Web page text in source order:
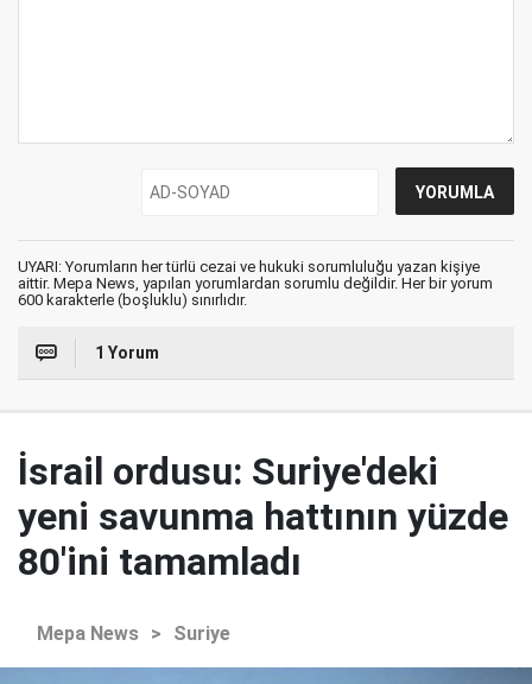
UYARI: Yorumların her türlü cezai ve hukuki sorumluluğu yazan kişiye
aittir. Mepa News, yapılan yorumlardan sorumlu değildir. Her bir yorum
600 karakterle (boşluklu) sınırlıdır.
1 Yorum
İsrail ordusu: Suriye'deki
yeni savunma hattının yüzde
80'ini tamamladı
Mepa News > Suriye